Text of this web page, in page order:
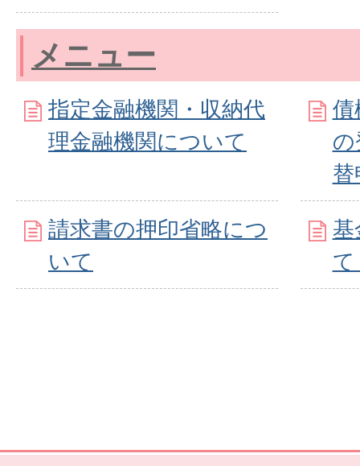
メニュー
指定金融機関・収納代
理金融機関について
債
請求書の押印省略につ
いて